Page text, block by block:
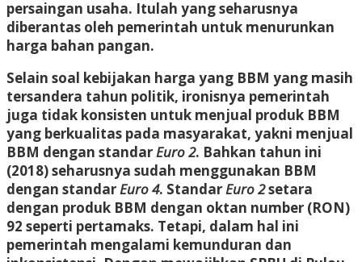
persaingan usaha. Itulah yang seharusnya
diberantas oleh pemerintah untuk menurunkan
harga bahan pangan.
Selain soal kebijakan harga yang BBM yang masih
tersandera tahun politik, ironisnya pemerintah
juga tidak konsisten untuk menjual produk BBM
yang berkualitas pada masyarakat, yakni menjual
BBM dengan standarEuro 2. Bahkan tahun ini
(2018) seharusnya sudah menggunakan BBM
dengan standarEuro 4. StandarEuro 2setara
dengan produk BBM dengan oktan number (RON)
92 seperti pertamaks. Tetapi, dalam hal ini
pemerintah mengalami kemunduran dan